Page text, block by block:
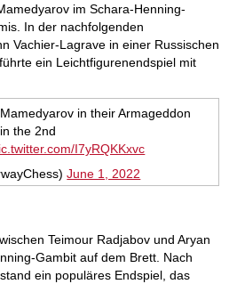
im Schara-Henning-
In der nachfolgenden
Vachier-Lagrave in einer Russischen
ein Leichtfigurenendspiel mit
in their Armageddon
the 2nd
I7yRQKKxvc
June 1, 2022
Teimour Radjabov und Aryan
Gambit auf dem Brett. Nach
ein populäres Endspiel, das